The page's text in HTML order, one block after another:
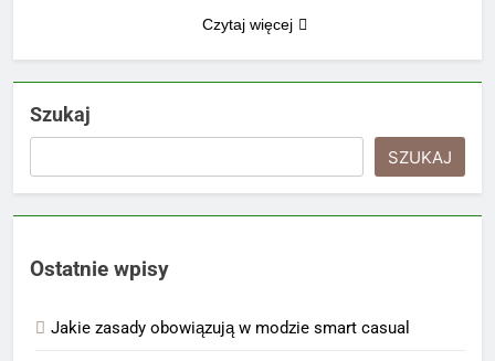
Czytaj więcej
Szukaj
SZUKAJ
Ostatnie wpisy
Jakie zasady obowiązują w modzie smart casual